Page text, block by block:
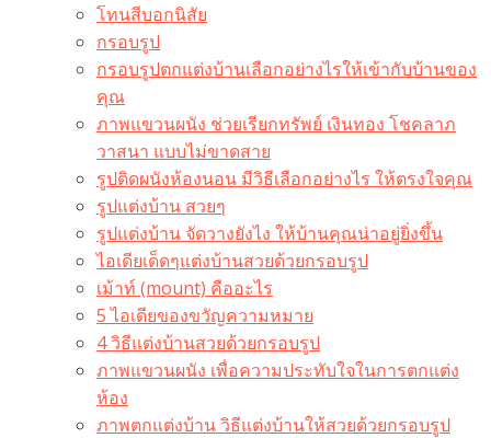
โทนสีบอกนิสัย
กรอบรูป
กรอบรูปตกแต่งบ้านเลือกอย่างไรให้เข้ากับบ้านของ
คุณ
ภาพแขวนผนัง ช่วยเรียกทรัพย์ เงินทอง โชคลาภ
วาสนา แบบไม่ขาดสาย
รูปติดผนังห้องนอน มีวิธีเลือกอย่างไร ให้ตรงใจคุณ
รูปแต่งบ้าน สวยๆ
รูปแต่งบ้าน จัดวางยังไง ให้บ้านคุณน่าอยู่ยิ่งขึ้น
ไอเดียเด็ดๆแต่งบ้านสวยด้วยกรอบรูป
เม้าท์ (mount) คืออะไร​
5 ไอเดียของขวัญความหมาย
4 วิธีแต่งบ้านสวยด้วยกรอบรูป
ภาพแขวนผนัง เพื่อความประทับใจในการตกแต่ง
ห้อง
ภาพตกแต่งบ้าน วิธีแต่งบ้านให้สวยด้วยกรอบรูป